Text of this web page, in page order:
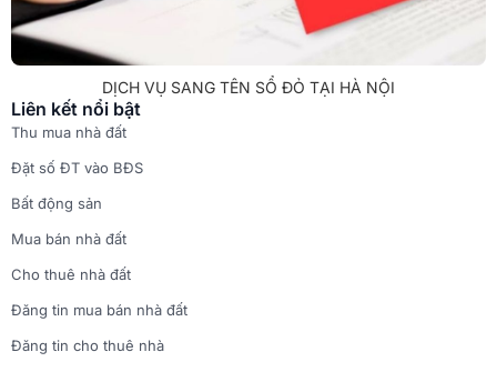
DỊCH VỤ SANG TÊN SỔ ĐỎ TẠI HÀ NỘI
Liên kết nổi bật
Thu mua nhà đất
Đặt số ĐT vào BĐS
Bất động sản
Mua bán nhà đất
Cho thuê nhà đất
Đăng tin mua bán nhà đất
Đăng tin cho thuê nhà